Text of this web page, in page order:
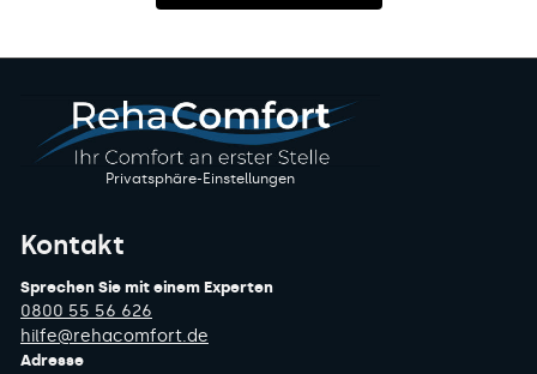
Privatsphäre-Einstellungen
Kontakt
Sprechen Sie mit einem Experten
0800 55 56 626
hilfe@rehacomfort.de
Adresse